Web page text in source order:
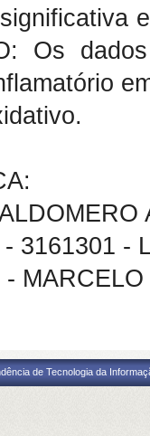
Os
3161301 -
de Tecnologia da